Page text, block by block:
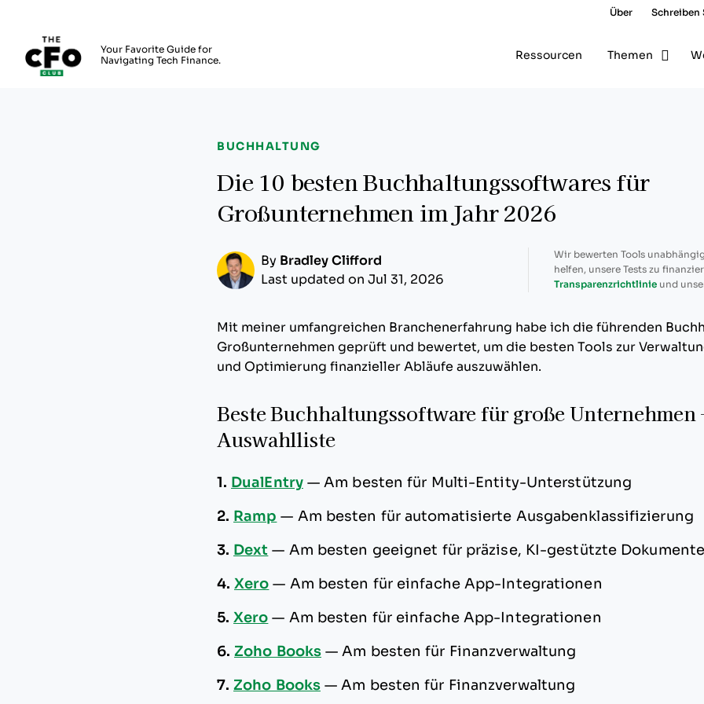
Über Schreiben
Your Favorite Guide for
Navigating Tech Finance.
Ressourcen Themen
BUCHHALTUNG
Die 10 besten Buchhaltungssoftwares für
Großunternehmen im Jahr 2026
By Bradley Clifford
Last updated on Jul 31, 2026
Wir bewerten Tools
helfen, unsere Tests zu
Transparenzrichtlinieund
Mit meiner umfangreichen Branchenerfahrung habe ich die führenden
Großunternehmen geprüft und bewertet, um die besten Tools zur
und Optimierung finanzieller Abläufe auszuwählen.
Beste Buchhaltungssoftware für große Unternehmen
Auswahlliste
1. DualEntry —Am besten für Multi-Entity-Unterstützung
2. Ramp — Am besten für automatisierte Ausgabenklassifizierung
3. Dext — Am besten geeignet für präzise, KI-gestützte
4. Xero — Am besten für einfache App-Integrationen
5. Xero — Am besten für einfache App-Integrationen
6. Zoho Books —Am besten für Finanzverwaltung
7. Zoho Books —Am besten für Finanzverwaltung